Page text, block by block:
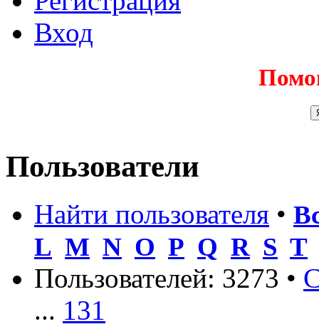
Вход
Пользователи
Найти пользователя •
L M N O P Q R S T
Пользователей: 3273 •
... 131